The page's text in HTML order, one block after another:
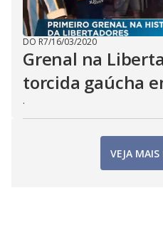
DO R7/16/03/2020
Grenal na
torcida gaúcha
.
VEJA